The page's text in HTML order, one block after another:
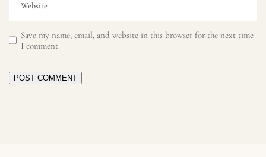
Save my name, email, and website in this browser for the next time
I comment.
POST COMMENT